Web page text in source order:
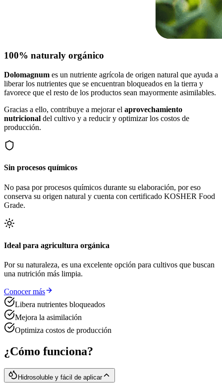
100% naturaly orgánico
Dolomagnum es un nutriente agrícola de origen natural que ayuda a
liberar los nutrientes que se encuentran bloqueados en la tierra y
favorece que el resto de los productos sean mayormente asimilables.
Gracias a ello, contribuye a mejorar el aprovechamiento
nutricional del cultivo y a reducir y optimizar los costos de
producción.
Sin procesos químicos
No pasa por procesos químicos durante su elaboración, por eso
conserva su origen natural y cuenta con certificado KOSHER Food
Grade.
Ideal para agricultura orgánica
Por su naturaleza, es una excelente opción para cultivos que buscan
una nutrición más limpia.
Conocer más
Libera nutrientes bloqueados
Mejora la asimilación
Optimiza costos de producción
¿Cómo funciona?
Hidrosoluble y fácil de aplicar